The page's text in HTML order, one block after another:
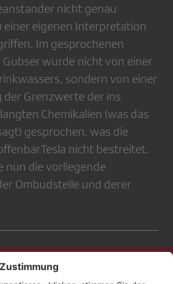
nicht genau
eigenen Interpretation
Im gesprochenen
Gubser wurde nicht von einer
sondern von einer
der Grenzwerte der ins
Chemikalien (was das
gesprochen, was die
nicht bestreitet.
nun die vorliegende
Ombudstelle und derer